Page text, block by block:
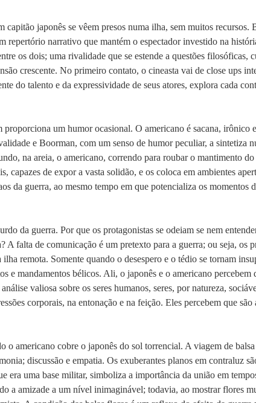
japonês se vêem presos numa ilha, sem muitos recursos.
repertório narrativo que mantém o espectador investido na
os dois; uma rivalidade que se estende a questões filosóficas,
crescente. No primeiro contato, o cineasta vai de close ups
do talento e da expressividade de seus atores, explora cada
um humor ocasional. O americano é sacana, irônico
e Boorman, com um senso de humor peculiar, a sintetiza
na areia, o americano, correndo para roubar o mantimento
de expor a vasta solidão, e os coloca em ambientes
da guerra, ao mesmo tempo em que potencializa os momentos
da guerra. Por que os protagonistas se odeiam se nem
A falta de comunicação é um pretexto para a guerra; ou seja, os
remota. Somente quando o desespero e o tédio se tornam
e mandamentos bélicos. Ali, o japonês e o americano percebem
valiosa sobre os seres humanos, seres, por natureza,
corporais, na entonação e na feição. Eles percebem que
o americano cobre o japonês do sol torrencial. A viagem de
discussão e empatia. Os exuberantes planos em contraluz
era uma base militar, simboliza a importância da união em
a amizade a um nível inimaginável; todavia, ao mostrar flores